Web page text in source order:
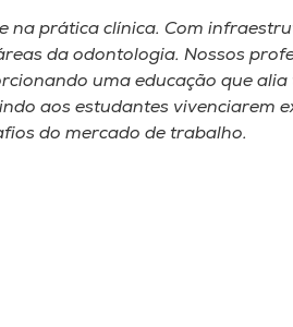
na prática clínica. Com
da odontologia. Nossos
uma educação que
aos estudantes vivenciarem
do mercado de trabalho.